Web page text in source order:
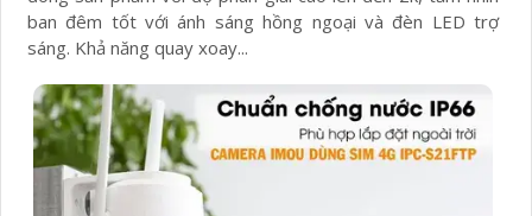
ban đêm tốt với ánh sáng hồng ngoại và đèn LED trợ
sáng. Khả năng quay xoay...